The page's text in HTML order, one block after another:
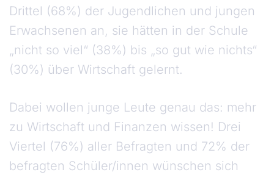
Drittel (68%) der Jugendlichen und jungen
Erwachsenen an, sie hätten in der Schule
„nicht so viel“ (38%) bis „so gut wie nichts“
(30%) über Wirtschaft gelernt.
Dabei wollen junge Leute genau das: mehr
zu Wirtschaft und Finanzen wissen! Drei
Viertel (76%) aller Befragten und 72% der
befragten Schüler/innen wünschen sich